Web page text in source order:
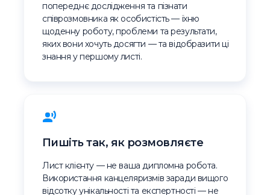
попереднє дослідження та пізнати
співрозмовника як особистість — їхню
щоденну роботу, проблеми та результати,
яких вони хочуть досягти — та відобразити ці
знання у першому листі.
Пишіть так, як розмовляєте
Лист клієнту — не ваша дипломна робота.
Використання канцеляризмів заради вищого
відсотку унікальності та експертності — не